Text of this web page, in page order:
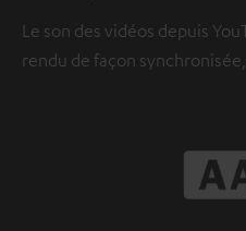
Le son des vidéos depuis
rendu de façon